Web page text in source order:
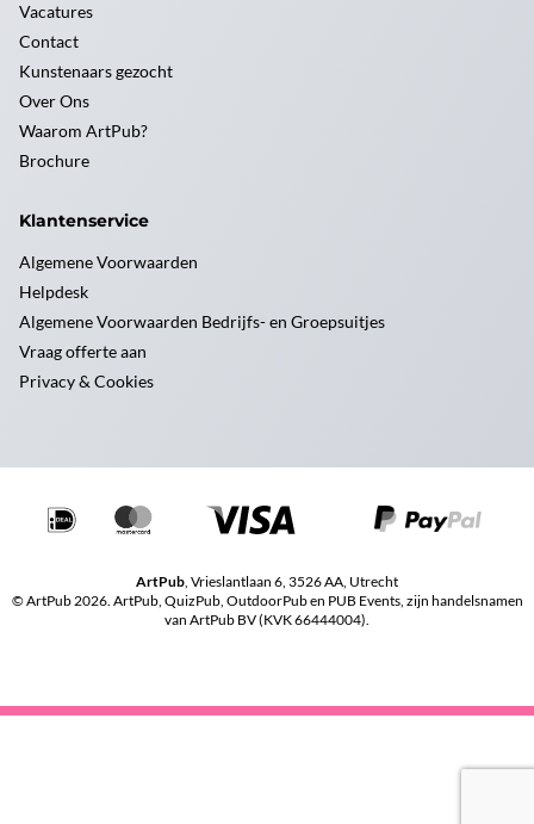
Vacatures
Contact
Kunstenaars gezocht
Over Ons
Waarom ArtPub?
Brochure
Klantenservice
Algemene Voorwaarden
Helpdesk
Algemene Voorwaarden Bedrijfs- en Groepsuitjes
Vraag offerte aan
Privacy & Cookies
ArtPub, Vrieslantlaan 6, 3526 AA, Utrecht
© ArtPub 2026. ArtPub, QuizPub, OutdoorPub en PUB Events, zijn handelsnamen
van ArtPub BV (KVK 66444004).